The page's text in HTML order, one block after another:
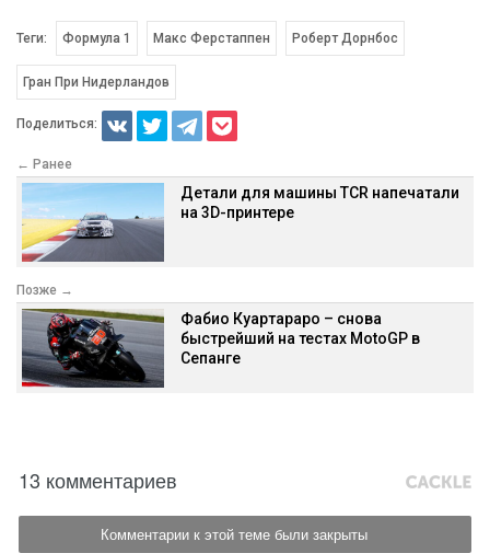
Теги: Формула 1 Макс Ферстаппен Роберт Дорнбос
Гран При Нидерландов
Поделиться:
← Ранее
Детали для машины TCR напечатали
на 3D-принтере
Позже →
Фабио Куартараро – снова
быстрейший на тестах MotoGP в
Сепанге
13 комментариев
Комментарии к этой теме были закрыты